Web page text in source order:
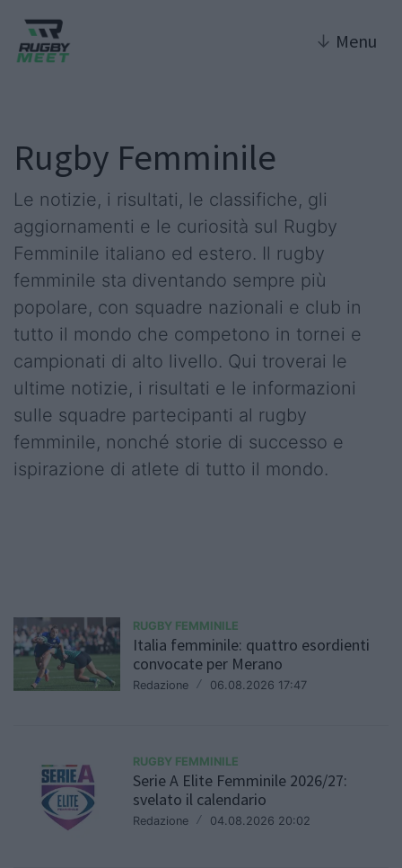
↓ Menu
Rugby Femminile
Le notizie, i risultati, le classifiche, gli
aggiornamenti e le curiosità sul Rugby
Femminile italiano ed estero. Il rugby
femminile sta diventando sempre più
popolare, con squadre nazionali e club in
tutto il mondo che competono in tornei e
campionati di alto livello. Qui troverai le
ultime notizie, i risultati e le informazioni
sulle squadre partecipanti al rugby
femminile, nonché storie di successo e
ispirazione di atlete di tutto il mondo.
RUGBY FEMMINILE
Italia femminile: quattro esordienti
convocate per Merano
Redazione / 06.08.2026 17:47
RUGBY FEMMINILE
Serie A Elite Femminile 2026/27:
svelato il calendario
Redazione / 04.08.2026 20:02